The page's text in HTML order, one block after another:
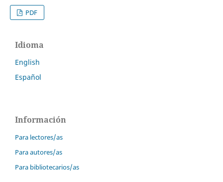
PDF
Idioma
English
Español
Información
Para lectores/as
Para autores/as
Para bibliotecarios/as